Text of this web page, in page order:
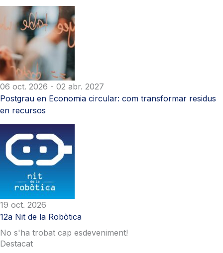
06 oct. 2026 - 02 abr. 2027
Postgrau en Economia circular: com transformar residus
en recursos
19 oct. 2026
12a Nit de la Robòtica
No s'ha trobat cap esdeveniment!
Destacat